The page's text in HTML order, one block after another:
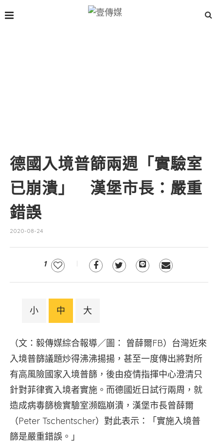
德國入境普篩兩週「實驗室
已崩潰」 漢堡市長：嚴重
錯誤
2020-08-24
1
小 中 大
（文：毅傳媒綜合報導／圖： 曾薛爾FB）台灣近來
入境普篩議題炒得沸沸揚揚，甚至一度傳出將對所
有高風險國家入境普篩，後由疫情指揮中心澄清只
針對菲律賓入境者實施。而德國近日試行兩周，就
造成病毒篩檢實驗室瀕臨崩潰，漢堡市長曾薛爾
（Peter Tschentscher）對此表示：「實施入境普
篩是嚴重錯誤。」